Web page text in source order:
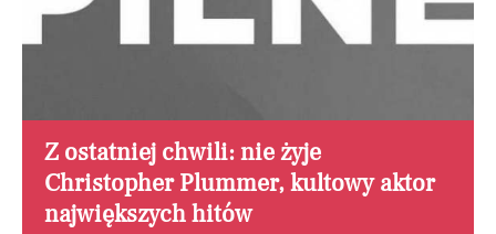
Z ostatniej chwili: nie żyje
Christopher Plummer, kultowy aktor
największych hitów